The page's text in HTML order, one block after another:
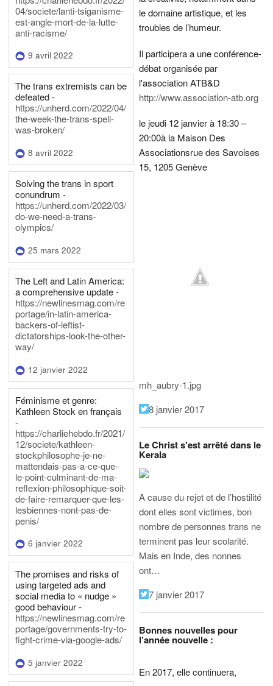
04/societe/lanti-tsiganisme-
est-angle-mort-de-la-lutte-
anti-racisme/
9 avril 2022
The trans extremists can be
defeated -
https://unherd.com/2022/04/
the-week-the-trans-spell-
was-broken/
8 avril 2022
Solving the trans in sport
conundrum -
https://unherd.com/2022/03/
do-we-need-a-trans-
olympics/
25 mars 2022
The Left and Latin America:
a comprehensive update -
https://newlinesmag.com/re
portage/in-latin-america-
backers-of-leftist-
dictatorships-look-the-other-
way/
12 janvier 2022
Féminisme et genre:
Kathleen Stock en français
-
https://charliehebdo.fr/2021/
12/societe/kathleen-
stockphilosophe-je-ne-
mattendais-pas-a-ce-que-
le-point-culminant-de-ma-
reflexion-philosophique-soit-
de-faire-remarquer-que-les-
lesbiennes-nont-pas-de-
penis/
6 janvier 2022
The promises and risks of
using targeted ads and
social media to « nudge »
good behaviour -
https://newlinesmag.com/re
portage/governments-try-to-
fight-crime-via-google-ads/
5 janvier 2022
le domaine artistique, et les
troubles de l’humeur.
Il participera a une conférence-
débat organisée par
l'association ATB&D
http://www.association-atb.org
le jeudi 12 janvier à 18:30 –
20:00à la Maison Des
Associationsrue des Savoises
15, 1205 Genève
mh_aubry-1.jpg
8 janvier 2017
Le Christ s'est arrêté dans le
Kerala
A cause du rejet et de l’hostilité
dont elles sont victimes, bon
nombre de personnes trans ne
terminent pas leur scolarité.
Mais en Inde, des nonnes
ont…
7 janvier 2017
Bonnes nouvelles pour
l’année nouvelle :
En 2017, elle continuera,